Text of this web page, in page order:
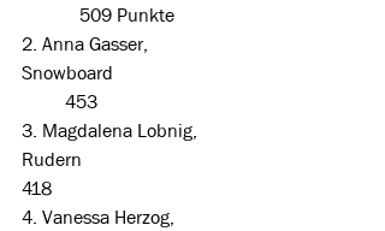
509 Punkte
2. Anna Gasser,
Snowboard
453
3. Magdalena Lobnig,
Rudern
418
4. Vanessa Herzog,